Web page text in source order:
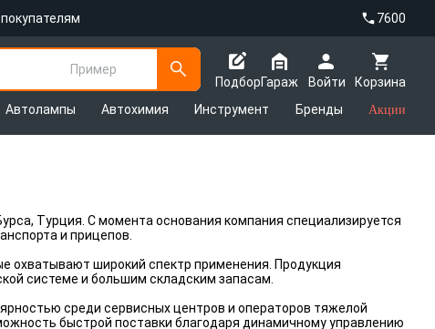
7600
Пример
Подбор
Корзина
Гараж
Войти
Автолампы Автохимия Инструмент Бренды Акции
Турция. С момента основания компания специализируется
и прицепов.
охватывают широкий спектр применения. Продукция
системе и большим складским запасам.
среди сервисных центров и операторов тяжелой
быстрой поставки благодаря динамичному управлению